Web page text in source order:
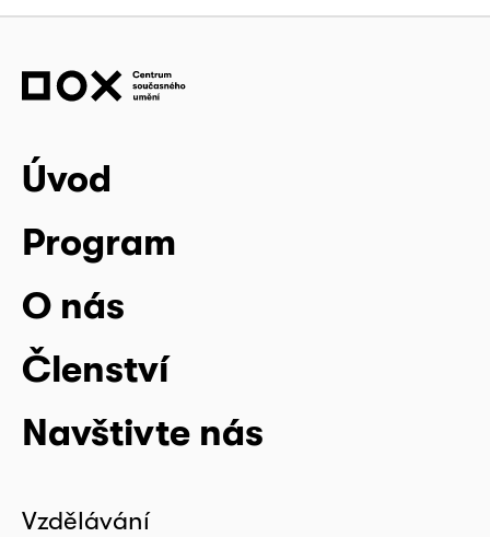
Úvod
Program
O nás
Členství
Navštivte nás
Vzdělávání